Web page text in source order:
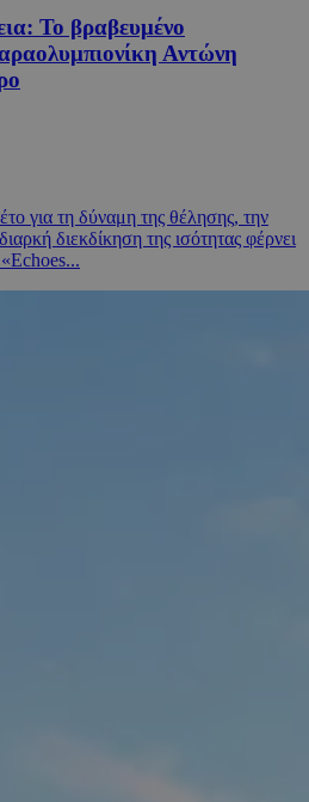
Το βραβευμένο
Αντώνη
για τη δύναμη της θέλησης, την
διεκδίκηση της ισότητας φέρνει